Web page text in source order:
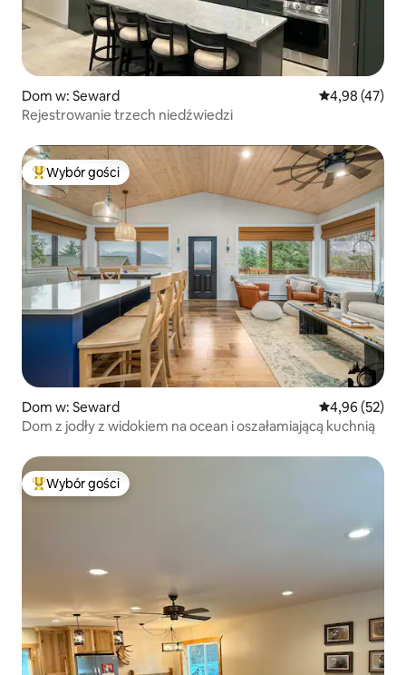
Dom w: Seward Średnia
4,98 (47)
Rejestrowanie trzech niedźwiedzi
Najpopularniejsze z kategorii Wybór gości
Wybór gości
Dom w: Seward Średnia
4,96 (52)
Dom z jodły z widokiem na ocean i oszałamiającą kuchnią
Najpopularniejsze z kategorii Wybór gości
Wybór gości